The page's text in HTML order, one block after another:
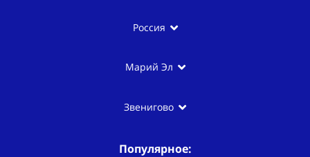
Россия
Марий Эл
Звенигово
Популярное: